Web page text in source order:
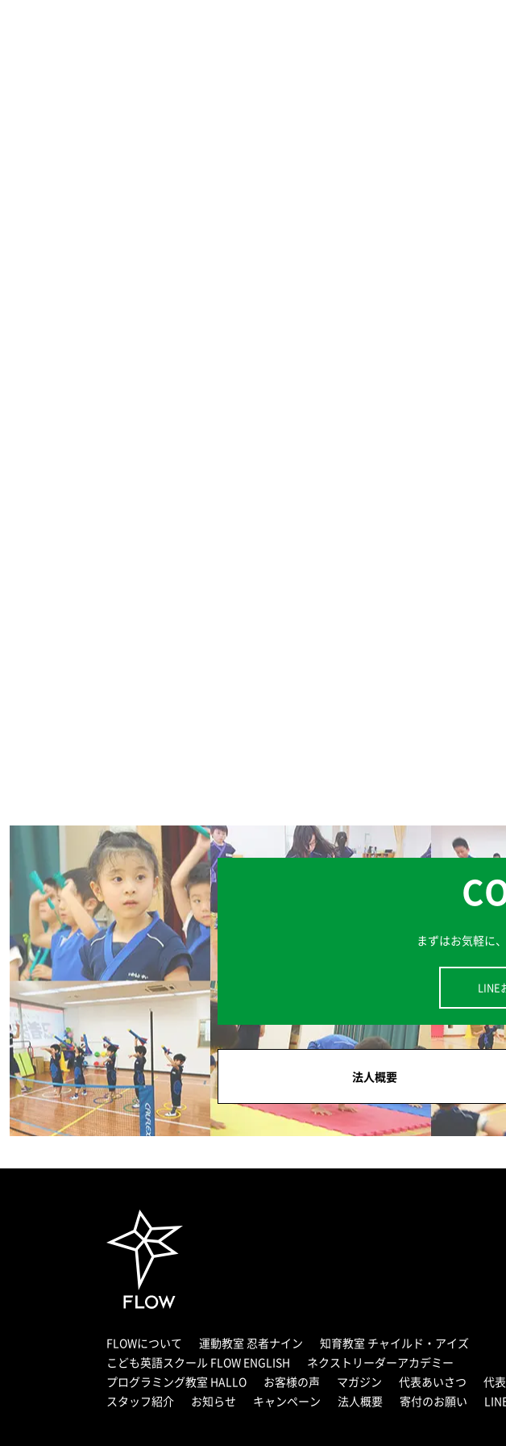
まずはお気軽に、
LINE
法人概要
FLOWについて 運動教室 忍者ナイン
知育教室 チャイルド・アイズ
こども英語スクール FLOW ENGLISH
ネクストリーダーアカデミー
プログラミング教室 HALLO
お客様の声 マガジン 代表あいさつ
代
スタッフ紹介
お知らせ キャンペーン 法人概要 寄付のお願い